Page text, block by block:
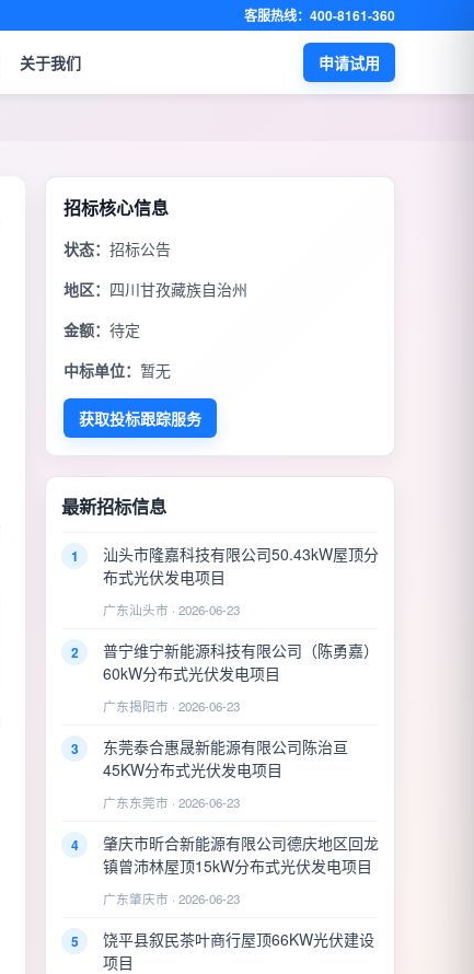
客服热线：400-8161-360
关于我们 申请试用
招标核心信息
状态： 招标公告
地区： 四川甘孜藏族自治州
金额： 待定
中标单位： 暂无
获取投标跟踪服务
最新招标信息
1
汕头市隆嘉科技有限公司50.43kW屋顶分
布式光伏发电项目
广东汕头市 · 2026-06-23
2
普宁维宁新能源科技有限公司（陈勇嘉）
60kW分布式光伏发电项目
广东揭阳市 · 2026-06-23
3
东莞泰合惠晟新能源有限公司陈治亘
45KW分布式光伏发电项目
广东东莞市 · 2026-06-23
4
肇庆市昕合新能源有限公司德庆地区回龙
镇曾沛林屋顶15kW分布式光伏发电项目
广东肇庆市 · 2026-06-23
5
饶平县叙民茶叶商行屋顶66KW光伏建设
项目